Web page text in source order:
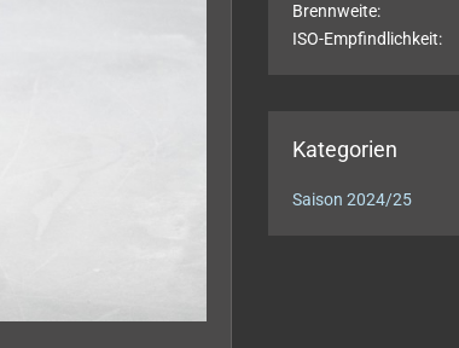
Brennweite
ISO-Empfindlichkeit
Kategorien
Saison 2024/25